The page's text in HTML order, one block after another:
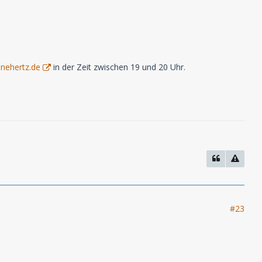
in der Zeit zwischen 19 und 20 Uhr.
#23